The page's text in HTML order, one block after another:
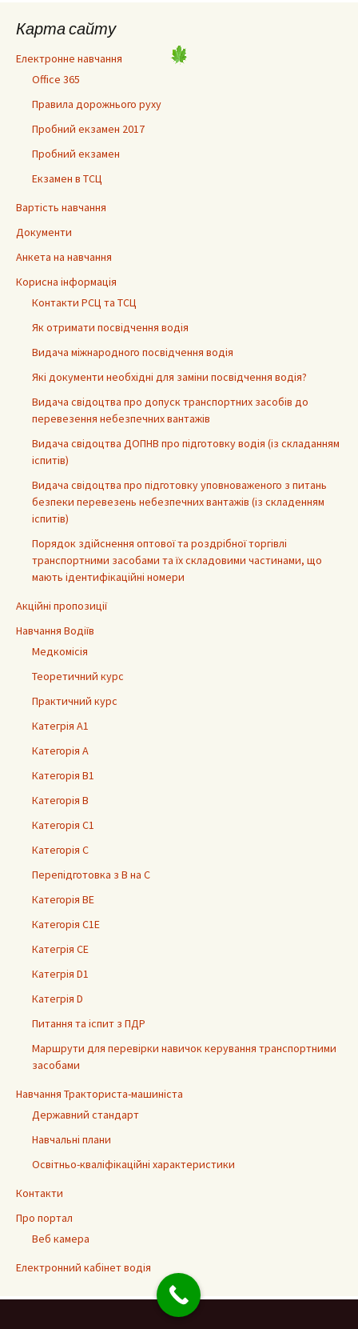
Карта сайту
Електронне навчання
Office 365
Правила дорожнього руху
Пробний екзамен 2017
Пробний екзамен
Екзамен в ТСЦ
Вартість навчання
Документи
Анкета на навчання
Корисна інформація
Контакти РСЦ та ТСЦ
Як отримати посвідчення водія
Видача міжнародного посвідчення водія
Які документи необхідні для заміни посвідчення водія?
Видача свідоцтва про допуск транспортних засобів до
перевезення небезпечних вантажів
Видача свідоцтва ДОПНВ про підготовку водія (із складанням
іспитів)
Видача свідоцтва про підготовку уповноваженого з питань
безпеки перевезень небезпечних вантажів (із складенням
іспитів)
Порядок здійснення оптової та роздрібної торгівлі
транспортними засобами та їх складовими частинами, що
мають ідентифікаційні номери
Акційні пропозиції
Навчання Водіїв
Медкомісія
Теоретичний курс
Практичний курс
Категрія А1
Категорія А
Категорія В1
Категорія В
Категорія С1
Категорія С
Перепідготовка з В на С
Категорія ВЕ
Категорія С1Е
Категрія СЕ
Категрія D1
Категрія D
Питання та іспит з ПДР
Маршрути для перевірки навичок керування транспортними
засобами
Навчання Тракториста-машиніста
Державний стандарт
Навчальні плани
Освітньо-кваліфікаційні характеристики
Контакти
Про портал
Веб камера
Електронний кабінет водія